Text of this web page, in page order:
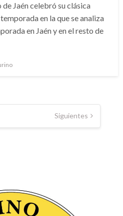
Jaén celebró su clásica
en la que se analiza
en Jaén y en el resto de
Siguientes